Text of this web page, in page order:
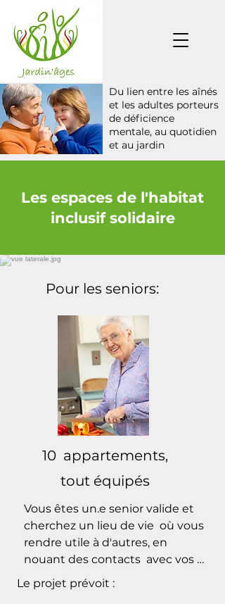
Du lien entre les aînés
et les adultes porteurs
de déficience
mentale, au quotidien
et au jardin
Les espaces de l'habitat
inclusif solidaire
Pour les seniors:
10 appartements,
tout équipés
Vous êtes un.e senior valide et
cherchez un lieu de vie  où vous
rendre utile à d'autres, en
nouant des contacts  avec vos
voisin.es et avec les personnes
porteuses de déficience
Le projet prévoit :